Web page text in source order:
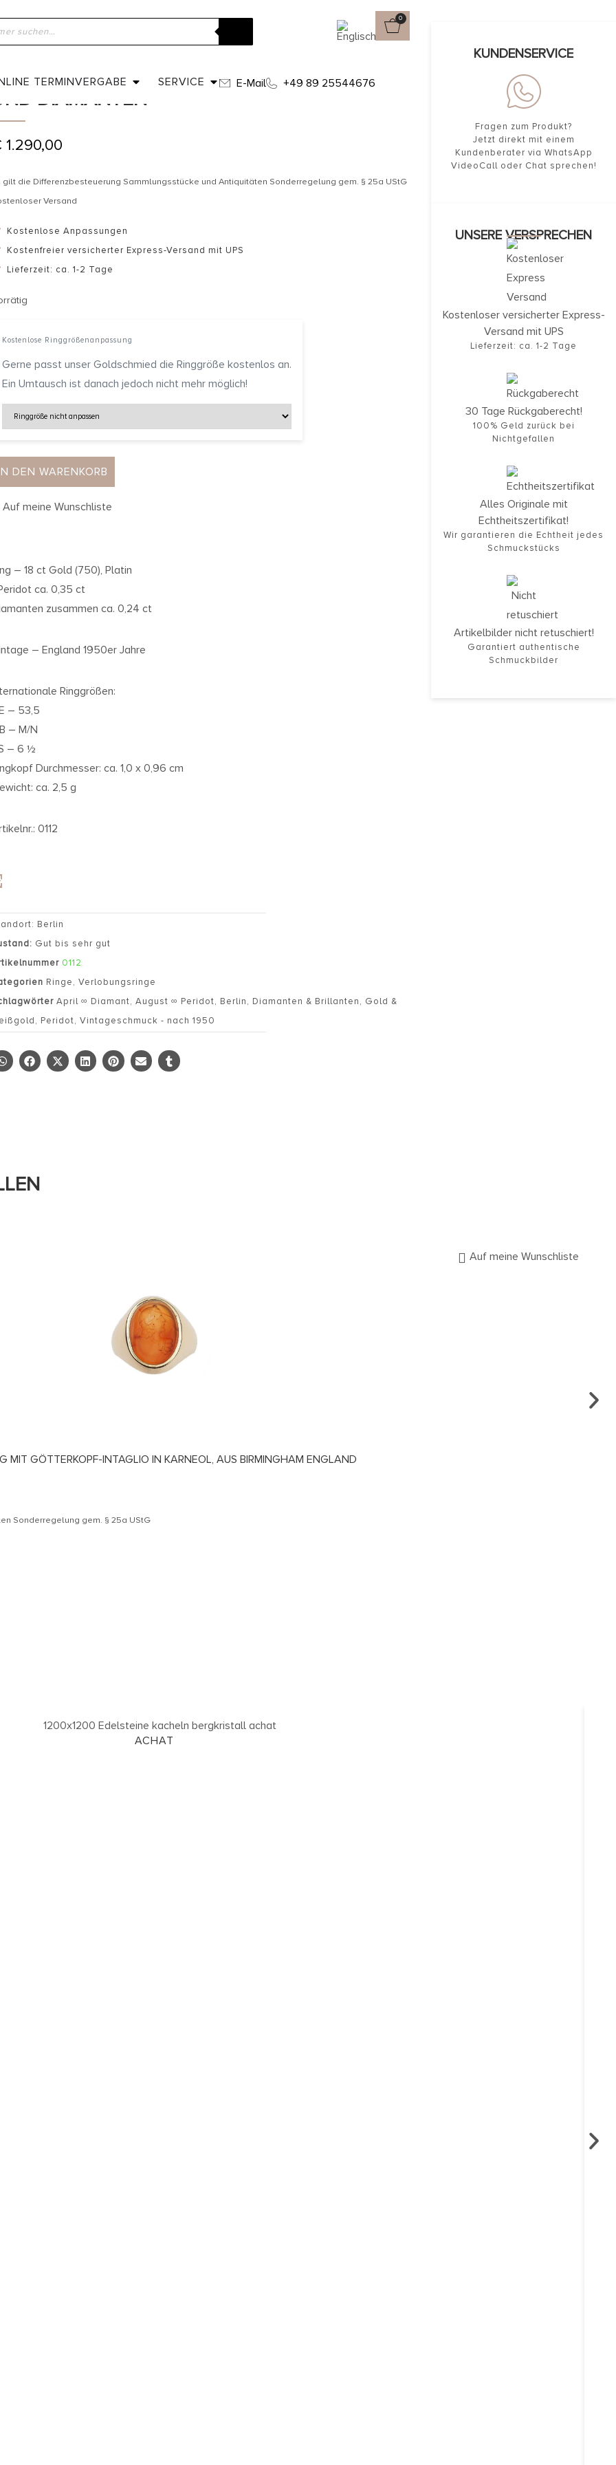
0
TERMINVERGABE SERVICE E-Mail +49 89 25544676
»Shop»Um 1950 – Entourage Ring mit Peridot und Diamanten
1950 – ENTOURAGE RING MIT PERIDOT
DIAMANTEN
1.290,00
gilt die Differenzbesteuerung Sammlungsstücke und Antiquitäten Sonderregelung gem. § 25a UStG
Versand
Kostenlose Anpassungen
Kostenfreier versicherter Express-Versand mit UPS
Lieferzeit: ca. 1-2 Tage
Kostenlose Ringgrößenanpassung
Gerne passt unser Goldschmied die Ringgröße kostenlos an.
Ein Umtausch ist danach jedoch nicht mehr möglich!
DEN WARENKORB
Auf meine Wunschliste
– 18 ct Gold (750), Platin
ca. 0,35 ct
zusammen ca. 0,24 ct
– England 1950er Jahre
Ringgrößen:
– 53,5
– M/N
– 6 ½
Durchmesser: ca. 1,0 x 0,96 cm
ca. 2,5 g
0112
Berlin
Gut bis sehr gut
0112
Ringe,Verlobungsringe
April ∞ Diamant,August ∞ Peridot, Berlin, Diamanten & Brillanten, Gold &
, Peridot,Vintageschmuck - nach 1950
KUNDENSERVICE
Fragen zum Produkt?
Jetzt direkt mit einem
Kundenberater via WhatsApp
VideoCall oder Chat sprechen!
UNSERE VERSPRECHEN
Kostenloser versicherter Express-
Versand mit UPS
Lieferzeit: ca. 1-2 Tage
30 Tage Rückgaberecht!
100% Geld zurück bei
Nichtgefallen
Alles Originale mit
Echtheitszertifikat!
Wir garantieren die Echtheit jedes
Schmuckstücks
Artikelbilder nicht retuschiert!
Garantiert authentische
Schmuckbilder
Auf meine Wunschliste
MIT GÖTTERKOPF-INTAGLIO IN KARNEOL, AUS BIRMINGHAM ENGLAND
Sonderregelung gem. § 25a UStG
ACHAT